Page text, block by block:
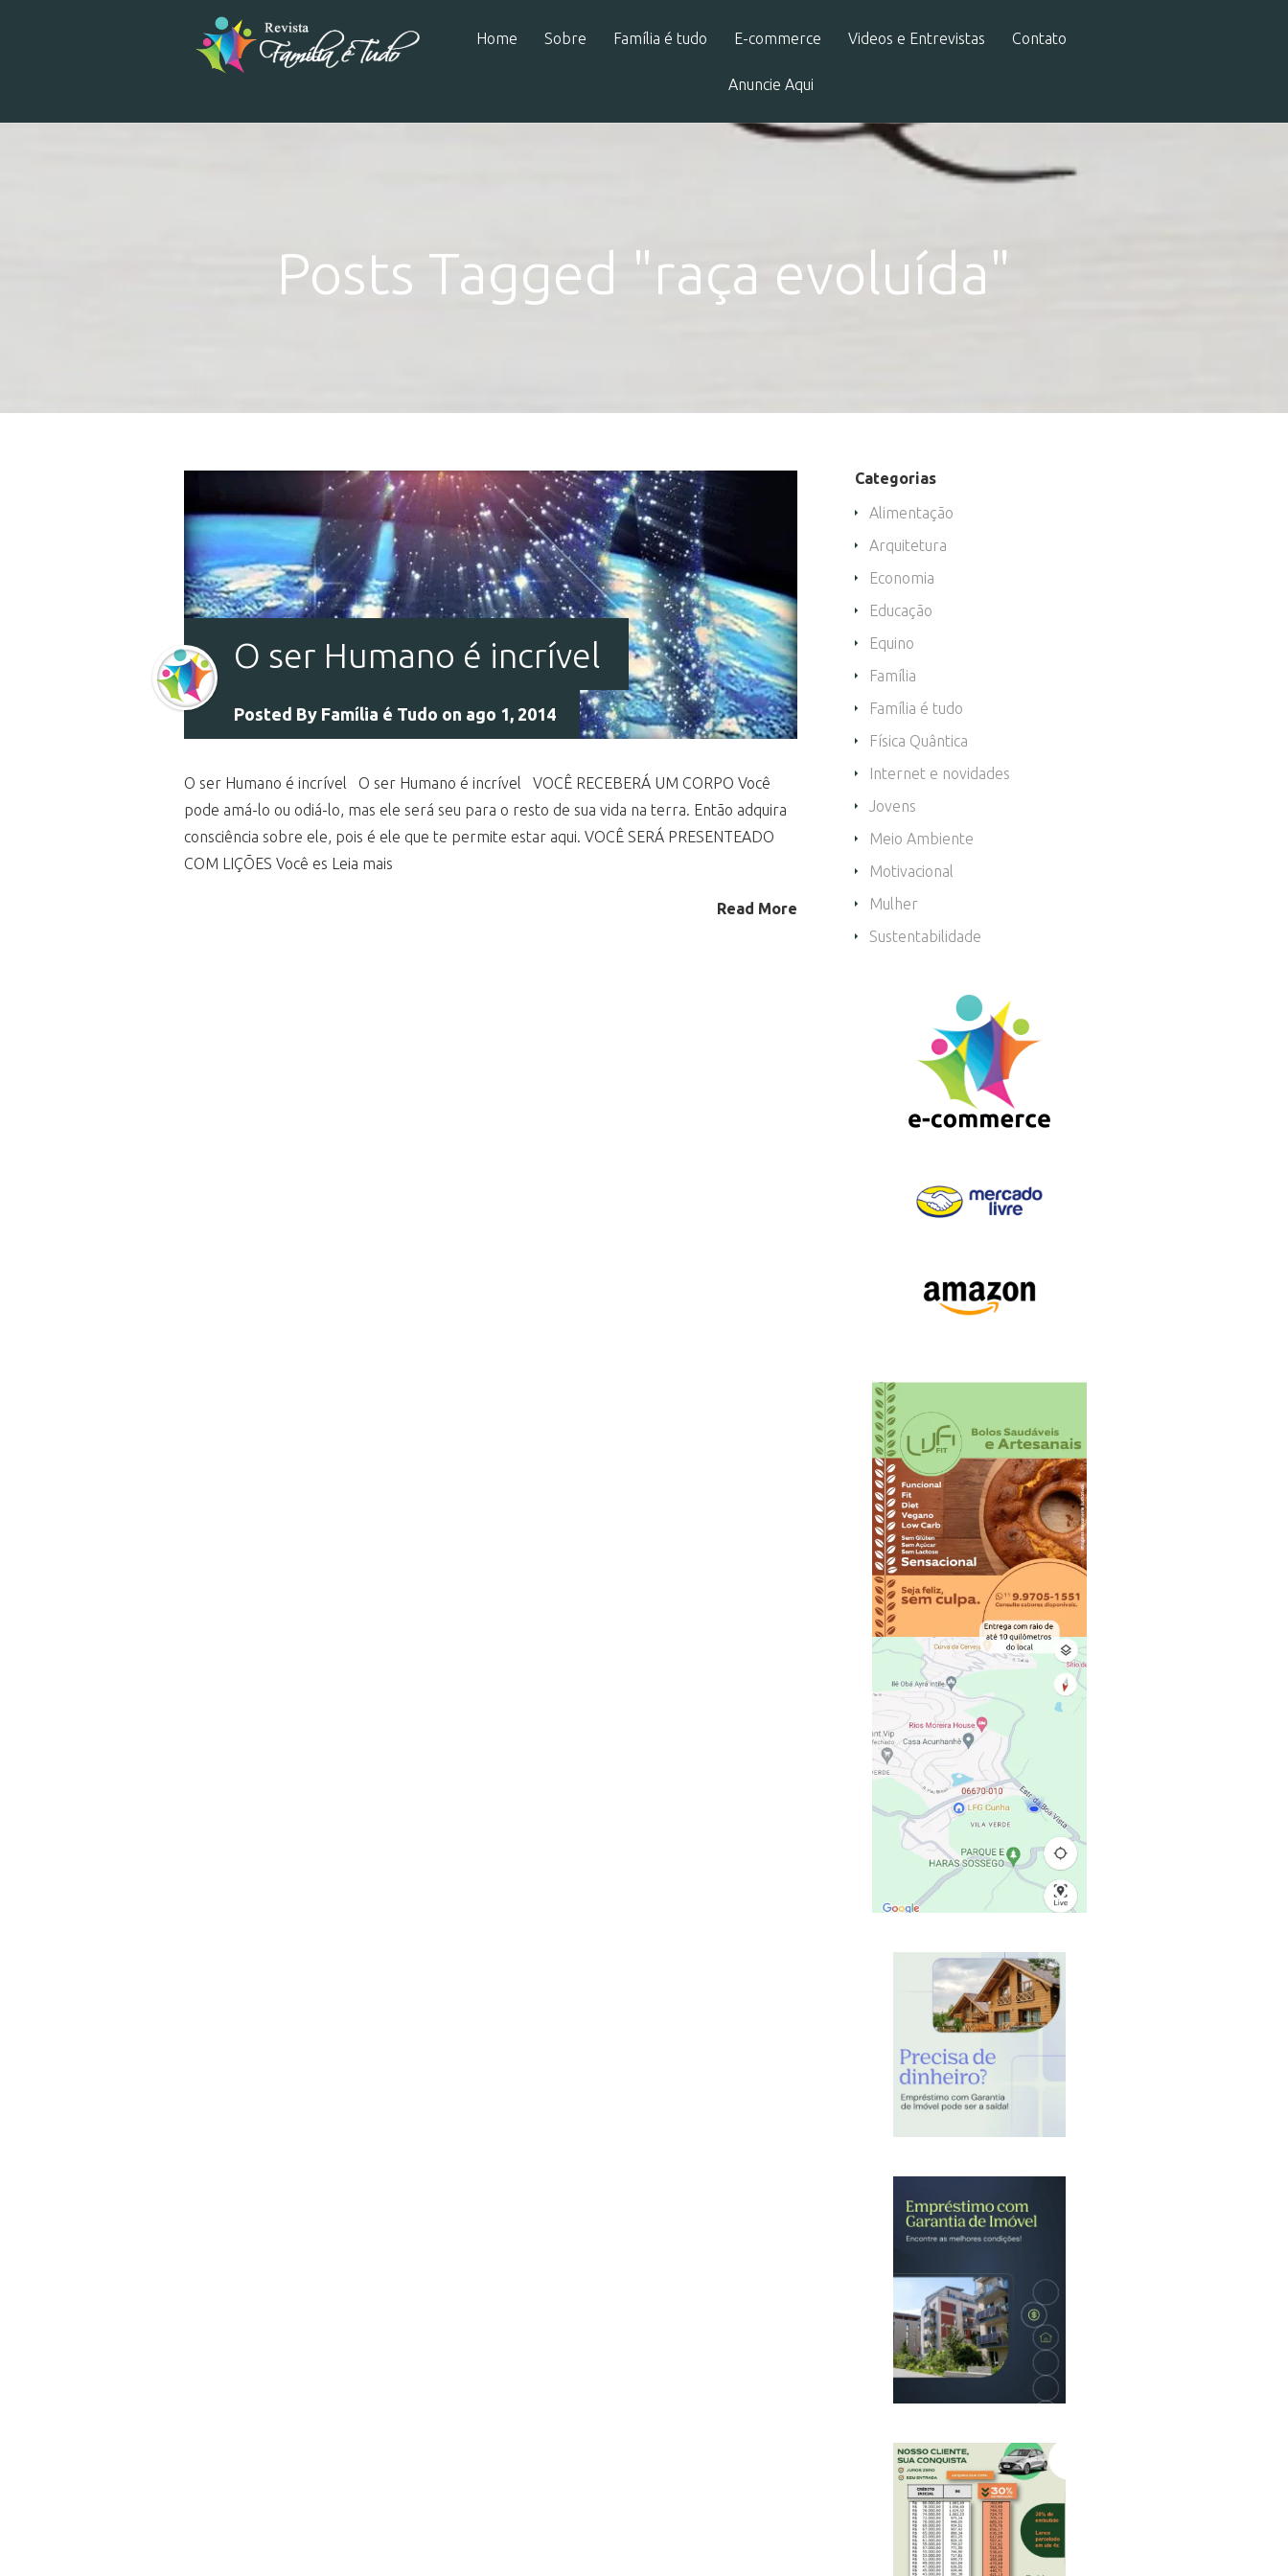
Home Sobre Família é tudo E-commerce Videos e Entrevistas Contato
Anuncie Aqui
Posts Tagged "raça evoluída"
O ser Humano é incrível
Posted By Família é Tudo on ago 1, 2014
O ser Humano é incrível O ser Humano é incrível VOCÊ RECEBERÁ UM CORPO Você
pode amá-lo ou odiá-lo, mas ele será seu para o resto de sua vida na terra. Então adquira
consciência sobre ele, pois é ele que te permite estar aqui. VOCÊ SERÁ PRESENTEADO
COM LIÇÕES Você es Leia mais
Read More
Categorias
Alimentação
Arquitetura
Economia
Educação
Equino
Família
Família é tudo
Física Quântica
Internet e novidades
Jovens
Meio Ambiente
Motivacional
Mulher
Sustentabilidade